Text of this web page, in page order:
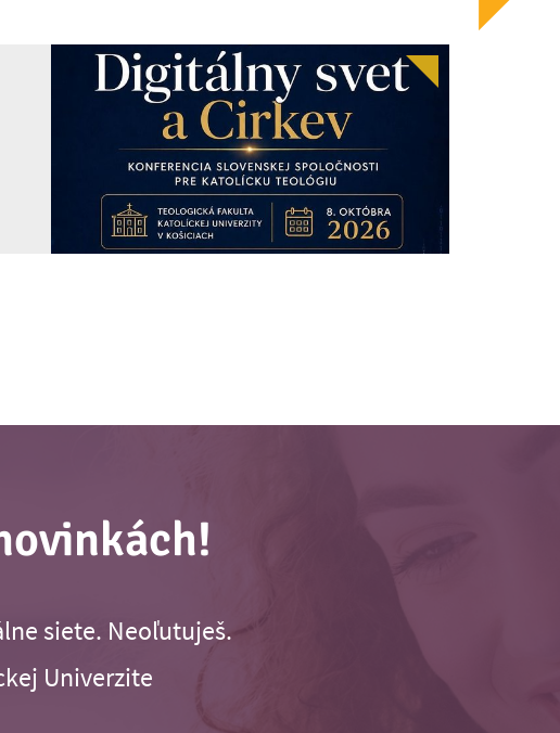
siete. Neoľutuješ.
Univerzite